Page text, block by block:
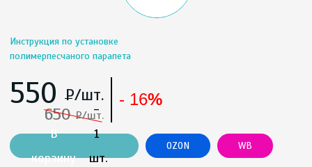
Инструкция по установке
полимерпесчаного парапета
550Р/шт.
650Р/шт.
- 16%
9,
Чебоксарская
В
корзину
-
1
шт.
OZON WB